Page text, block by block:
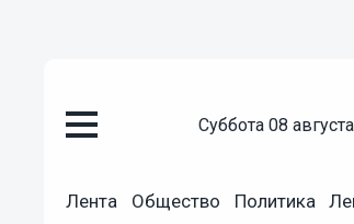
суббота 08
Лента Общество Политика
Мужчина похитил и